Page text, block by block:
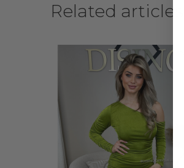
Related articles